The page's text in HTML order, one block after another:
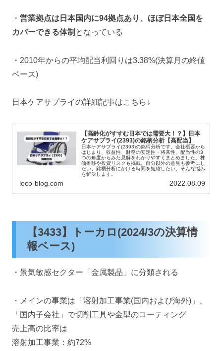
・ 営業拠点は日本国内に94拠点あり、ほぼ日本全国を
カバーできる体制 となっている
・2010年からの平均配当利回りは3.38%(決算月の終値
ベース)
日本ケアサプライの詳細記事はこちら↓
【高齢化がすすむ日本では需要大！？】日本
ケアサプライ(2393)の銘柄分析【高配当】
日本ケアサプライ(2393)の銘柄分析です。会社概要から
はじまり、収益性、財務の安定性・将来性、配当性の3
つの角度からみた見解をわかりやすくまとめました。株
価推移や投資リスクも掲載。自分以外の意見も参考にし
たい、銘柄分析にかける時間を短縮したい、そんな悩み
を解決します。
loco-blog.com 2022.08.09
【3433】トーカロ(2024/3の決算情
報ベース)
・景気敏感セクター「金属製品」に分類される
・メインの事業は「溶射加工事業(国内および海外)」、
「国内子会社」で切削工具や金型のコーティング
売上高の比率は
溶射加工事業：約72%